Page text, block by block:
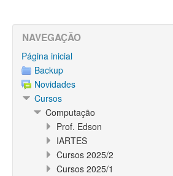
NAVEGAÇÃO
Página inicial
Backup
Novidades
Cursos
Computação
Prof. Edson
IARTES
Cursos 2025/2
Cursos 2025/1